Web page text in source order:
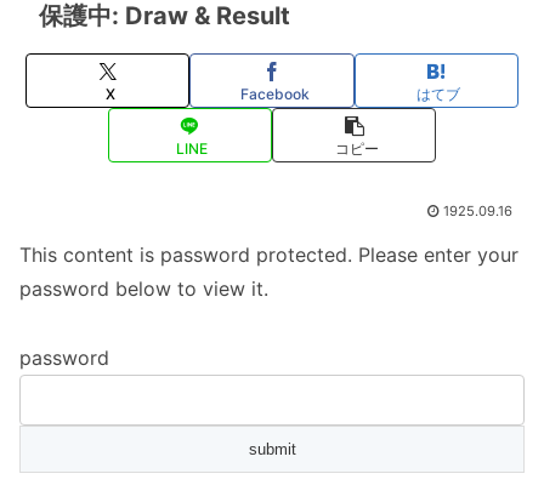
保護中: Draw & Result
X Facebook はてブ
LINE コピー
1925.09.16
This content is password protected. Please enter your
password below to view it.
password